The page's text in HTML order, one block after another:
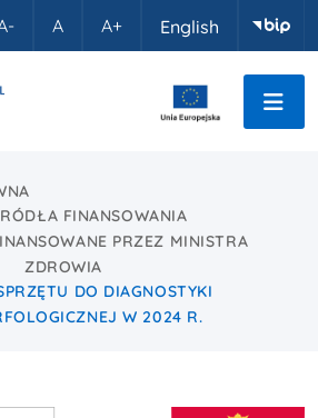
A A+ English
FINANSOWANIA
PRZEZ MINISTRA
ZDROWIA
DO DIAGNOSTYKI
W 2024 R.